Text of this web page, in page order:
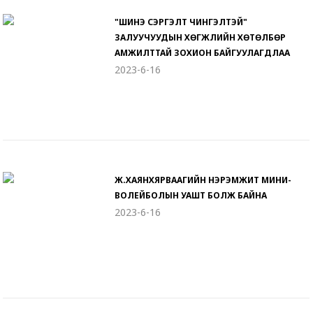
"ШИНЭ СЭРГЭЛТ ЧИНГЭЛТЭЙ"
ЗАЛУУЧУУДЫН ХӨГЖЛИЙН ХӨТӨЛБӨР
АМЖИЛТТАЙ ЗОХИОН БАЙГУУЛАГДЛАА
2023-6-16
Ж.ХАЯНХЯРВААГИЙН НЭРЭМЖИТ МИНИ-
ВОЛЕЙБОЛЫН УАШТ БОЛЖ БАЙНА
2023-6-16